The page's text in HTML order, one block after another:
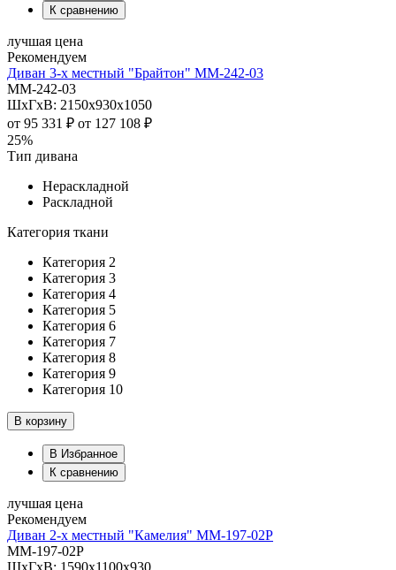
К сравнению
лучшая цена
Рекомендуем
Диван 3-х местный "Брайтон" ММ-242-03
ММ-242-03
ШхГхВ: 2150х930х1050
от 95 331 ₽ от 127 108 ₽
25%
Тип дивана
Нераскладной
Раскладной
Категория ткани
Категория 2
Категория 3
Категория 4
Категория 5
Категория 6
Категория 7
Категория 8
Категория 9
Категория 10
В корзину
В Избранное
К сравнению
лучшая цена
Рекомендуем
Диван 2-х местный "Камелия" ММ-197-02Р
ММ-197-02Р